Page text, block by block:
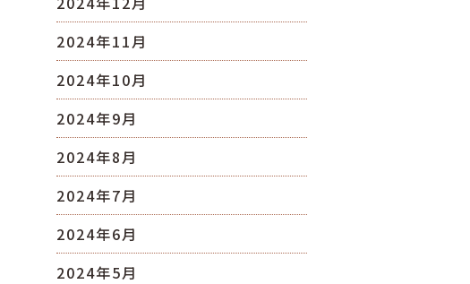
2024年11月
2024年10月
2024年9月
2024年8月
2024年7月
2024年6月
2024年5月